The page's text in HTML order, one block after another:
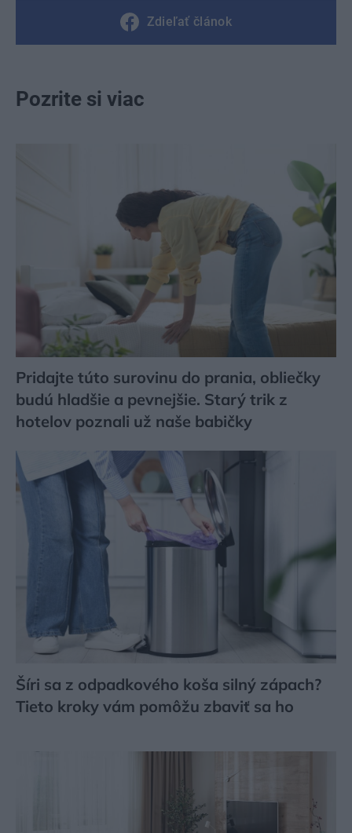
Zdieľať článok
Pozrite si viac
Pridajte túto surovinu do prania, obliečky
budú hladšie a pevnejšie. Starý trik z
hotelov poznali už naše babičky
Šíri sa z odpadkového koša silný zápach?
Tieto kroky vám pomôžu zbaviť sa ho